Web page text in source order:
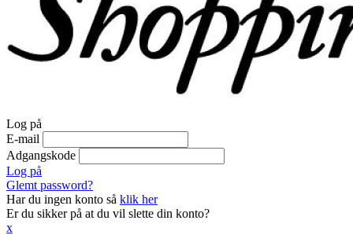
Log på
E-mail
Adgangskode
Log på
Glemt password?
Har du ingen konto så klik her
Er du sikker på at du vil slette din konto?
x